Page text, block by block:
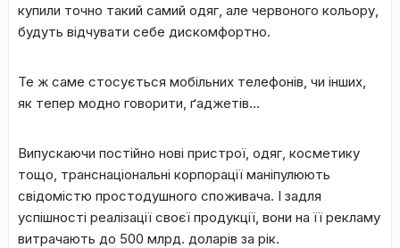
купили точно такий самий одяг, але червоного кольору,
будуть відчувати себе дискомфортно.
Те ж саме стосується мобільних телефонів, чи інших,
як тепер модно говорити, ґаджетів…
Випускаючи постійно нові пристрої, одяг, косметику
тощо, транснаціональні корпорації маніпулюють
свідомістю простодушного споживача. І задля
успішності реалізації своєї продукції, вони на її рекламу
витрачають до 500 млрд. доларів за рік.